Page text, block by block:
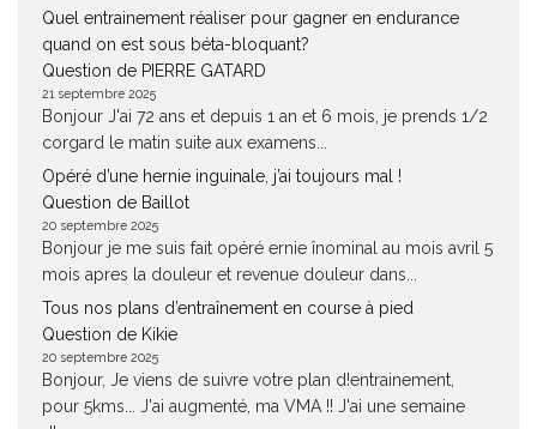
Quel entrainement réaliser pour gagner en endurance
quand on est sous béta-bloquant?
Question de PIERRE GATARD
21 septembre 2025
Bonjour J'ai 72 ans et depuis 1 an et 6 mois, je prends 1/2
corgard le matin suite aux examens...
Opéré d’une hernie inguinale, j’ai toujours mal !
Question de Baillot
20 septembre 2025
Bonjour je me suis fait opéré ernie înominal au mois avril 5
mois apres la douleur et revenue douleur dans...
Tous nos plans d’entraînement en course à pied
Question de Kikie
20 septembre 2025
Bonjour, Je viens de suivre votre plan d!entrainement,
pour 5kms... J'ai augmenté, ma VMA !! J'ai une semaine